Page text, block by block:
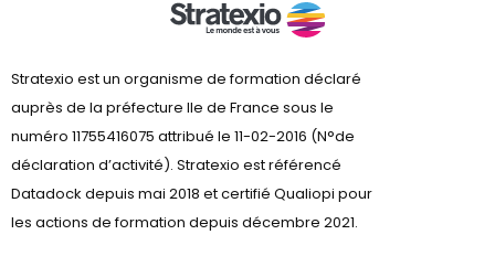
Stratexio est un organisme de formation déclaré
auprès de la préfecture lle de France sous le
numéro 11755416075 attribué le 11-02-2016 (N°de
déclaration d’activité). Stratexio est référencé
Datadock depuis mai 2018 et certifié Qualiopi pour
les actions de formation depuis décembre 2021.